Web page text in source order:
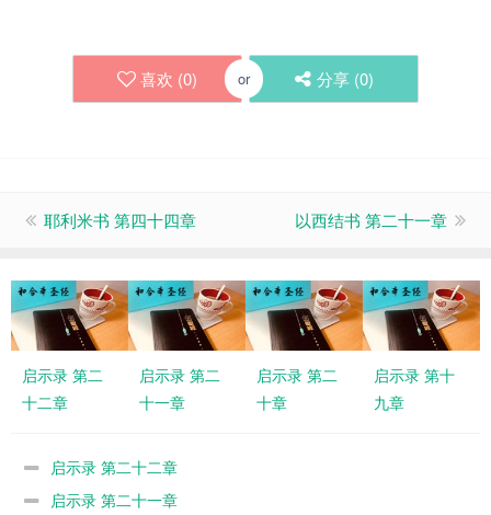
喜欢 (0) or 分享 (0)
耶利米书 第四十四章 以西结书 第二十一章
启示录 第二
十二章
启示录 第二
十一章
启示录 第二
十章
启示录 第十
九章
启示录 第二十二章
启示录 第二十一章